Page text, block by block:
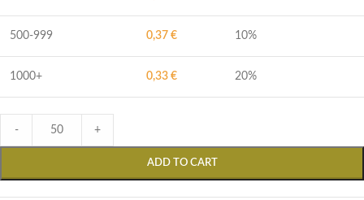
500-999 0,37 € 10%
1000+ 0,33 € 20%
- +
ADD TO CART